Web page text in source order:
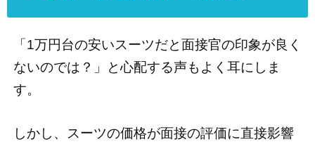
「1万円台の安いスーツだと面接官の印象が良く
ないのでは？」と心配する声もよく耳にしま
す。
しかし、スーツの価格が面接の評価に直接影響